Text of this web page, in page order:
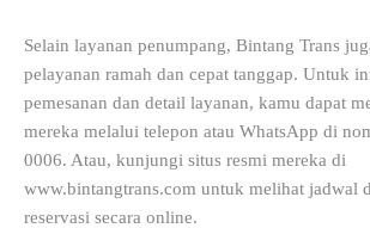
Selain layanan penumpang, Bintang Trans
pelayanan ramah dan cepat tanggap. Untuk
pemesanan dan detail layanan, kamu dapat
mereka melalui telepon atau WhatsApp di
0006. Atau, kunjungi situs resmi mereka di
www.bintangtrans.com untuk melihat jadwal
reservasi secara online.